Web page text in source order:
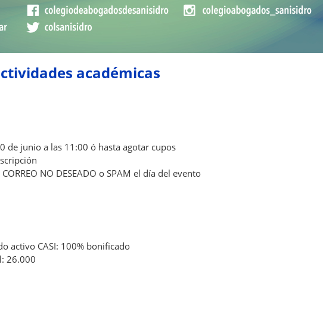
académicas
de junio a las 11:00 ó hasta agotar cupos
NO DESEADO o SPAM el día del evento
activo CASI: 100% bonificado
26.000